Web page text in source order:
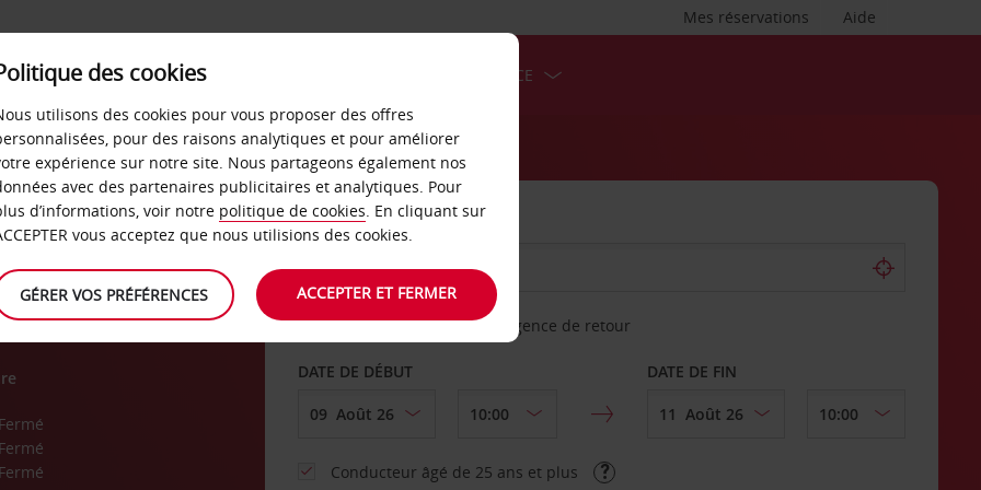
Aide
Mes réservations
SERVICES &
LOCATION
LIBRE-SERVICE
Fermé
Fermé
Fermé
AGENCE DE DÉPART
Sélectionnez une autre agence de retour
DATE DE DÉBUT DATE DE FIN
Conducteur âgé de 25 ans et plus
des cookies
utilisons des cookies pour vous proposer des offres
pour des raisons analytiques et pour améliorer
expérience sur notre site. Nous partageons également nos
avec des partenaires publicitaires et analytiques. Pour
d’informations, voir notre politique de cookies. En cliquant sur
vous acceptez que nous utilisions des cookies.
GÉRER VOS PRÉFÉRENCES ACCEPTER ET FERMER